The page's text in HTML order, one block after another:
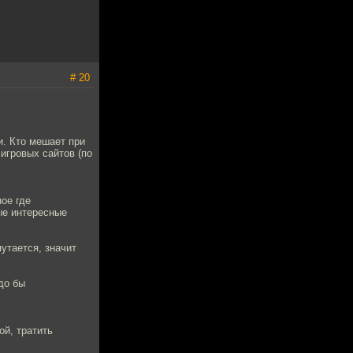
# 20
Кто мешает при
сайтов (по
где
интересные
значит
бы
тратить